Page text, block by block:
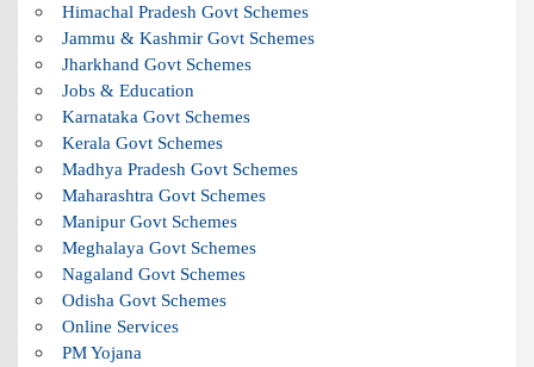
Himachal Pradesh Govt Schemes
Jammu & Kashmir Govt Schemes
Jharkhand Govt Schemes
Jobs & Education
Karnataka Govt Schemes
Kerala Govt Schemes
Madhya Pradesh Govt Schemes
Maharashtra Govt Schemes
Manipur Govt Schemes
Meghalaya Govt Schemes
Nagaland Govt Schemes
Odisha Govt Schemes
Online Services
PM Yojana